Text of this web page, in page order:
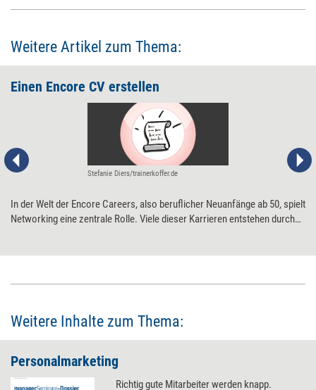
Weitere Artikel zum Thema:
Einen Encore CV erstellen
Stefanie Diers/trainerkoffer.de
In der Welt der Encore Careers, also beruflicher Neuanfänge ab 50, spielt
Networking eine zentrale Rolle. Viele dieser Karrieren entstehen durch
Weitere Inhalte zum Thema:
Personalmarketing
Richtig gute Mitarbeiter werden knapp.